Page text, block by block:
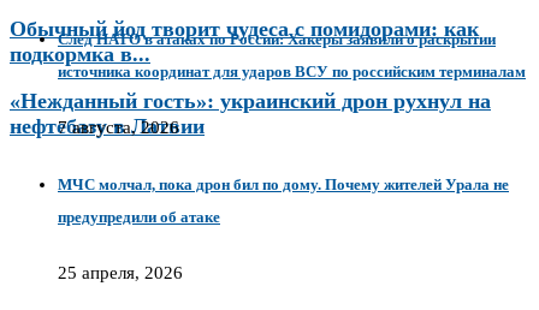
Обычный йод творит чудеса с помидорами: как
подкормка в...
«Нежданный гость»: украинский дрон рухнул на
нефтебазу в Латвии
След НАТО в атаках по России: Хакеры заявили о раскрытии
источника координат для ударов ВСУ по российским терминалам
7 августа, 2026
МЧС молчал, пока дрон бил по дому. Почему жителей Урала не
предупредили об атаке
25 апреля, 2026